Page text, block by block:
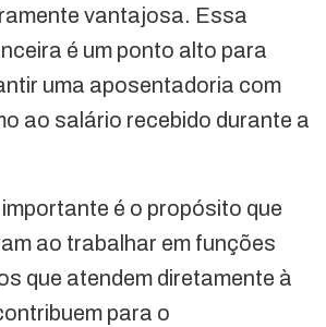
vantajosa. Essa
é um ponto alto para
uma aposentadoria com
ao salário recebido durante a
é o propósito que
ao trabalhar em funções
que atendem diretamente à
para o